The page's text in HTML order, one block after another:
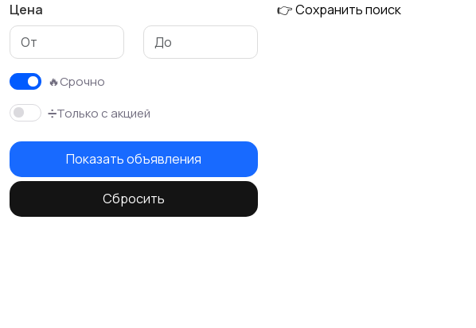
Красота и здоровье Хэндмейд
Цена
🔥Срочно
➗Только с акцией
Показать объявления
Сбросить
👉 Сохранить поиск